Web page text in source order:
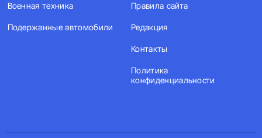
Военная техника
Подержанные автомобили
Правила сайта
Редакция
Контакты
Политика
конфиденциальности